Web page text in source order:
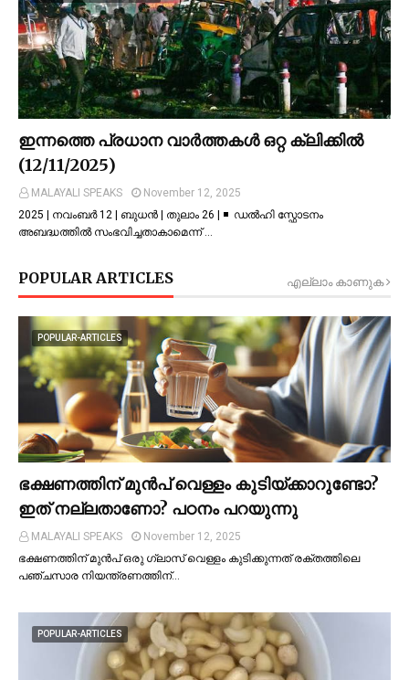
ഇന്നത്തെ പ്രധാന വാർത്തകൾ ഒറ്റ ക്ലിക്കിൽ
(12/11/2025)
MALAYALI SPEAKS
November 12, 2025
2025 | നവംബർ 12 | ബുധൻ | തുലാം 26 | ◾ ഡല്‍ഹി സ്ഫോടനം
അബദ്ധത്തില്‍ സംഭവിച്ചതാകാമെന്ന് …
POPULAR ARTICLES എല്ലാം കാണുക
POPULAR-ARTICLES
ഭക്ഷണത്തിന് മുന്‍പ് വെള്ളം കുടിയ്ക്കാറുണ്ടോ?
ഇത് നല്ലതാണോ? പഠനം പറയുന്നു
MALAYALI SPEAKS
November 12, 2025
ഭക്ഷണത്തിന് മുന്‍പ് ഒരു ഗ്ലാസ് വെള്ളം കുടിക്കുന്നത് രക്തത്തിലെ
പഞ്ചസാര നിയന്ത്രണത്തിന്…
POPULAR-ARTICLES